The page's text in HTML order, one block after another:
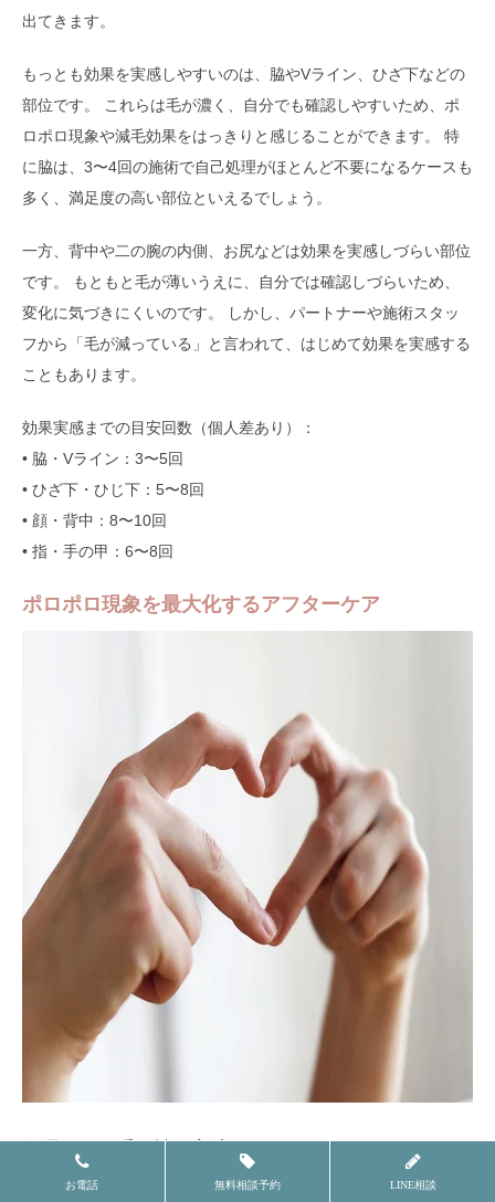
出てきます。
もっとも効果を実感しやすいのは、脇やVライン、ひざ下などの
部位です。 これらは毛が濃く、自分でも確認しやすいため、ポ
ロポロ現象や減毛効果をはっきりと感じることができます。 特
に脇は、3〜4回の施術で自己処理がほとんど不要になるケースも
多く、満足度の高い部位といえるでしょう。
一方、背中や二の腕の内側、お尻などは効果を実感しづらい部位
です。 もともと毛が薄いうえに、自分では確認しづらいため、
変化に気づきにくいのです。 しかし、パートナーや施術スタッ
フから「毛が減っている」と言われて、はじめて効果を実感する
こともあります。
効果実感までの目安回数（個人差あり）：
• 脇・Vライン：3〜5回
• ひざ下・ひじ下：5〜8回
• 顔・背中：8〜10回
• 指・手の甲：6〜8回
ポロポロ現象を最大化するアフターケア
保湿ケアの重要性と方法
医療脱毛後の保湿ケアは、ポロポロ現象を促進し、脱毛効果を最
お電話 無料相談予約 LINE相談